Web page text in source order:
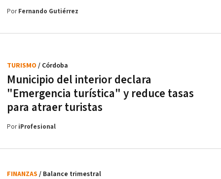
PorFernando Gutiérrez
Municipio del interior declara
"Emergencia turística" y reduce tasas
para atraer turistas
TURISMO / Córdoba
PoriProfesional
FINANZAS / Balance trimestral